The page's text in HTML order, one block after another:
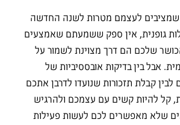
לעצמם מטרות לשנה החדשה
גופנית, אין ספק ששמעתם שאמצעים
שלכם הם דרך מצוינת לשמור על
אבל בין בדיקות אובססיביות של
קבלת תזכורות שנועדו לדרבן אתכם
קל להיות קשים עם עצמכם ולהרגיש
שלא מאפשרים לכם לעשות פעילות